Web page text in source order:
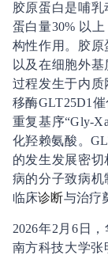
胶原蛋白是哺
蛋白量30% 以
构性作用。胶
以及在细胞外
过程发生于内
移酶GLT25D1
重复基序“Gly-
化羟赖氨酸。
的发生发展密
病的分子致病
临床诊断与治疗
2026年2月6日
南方科技大学张